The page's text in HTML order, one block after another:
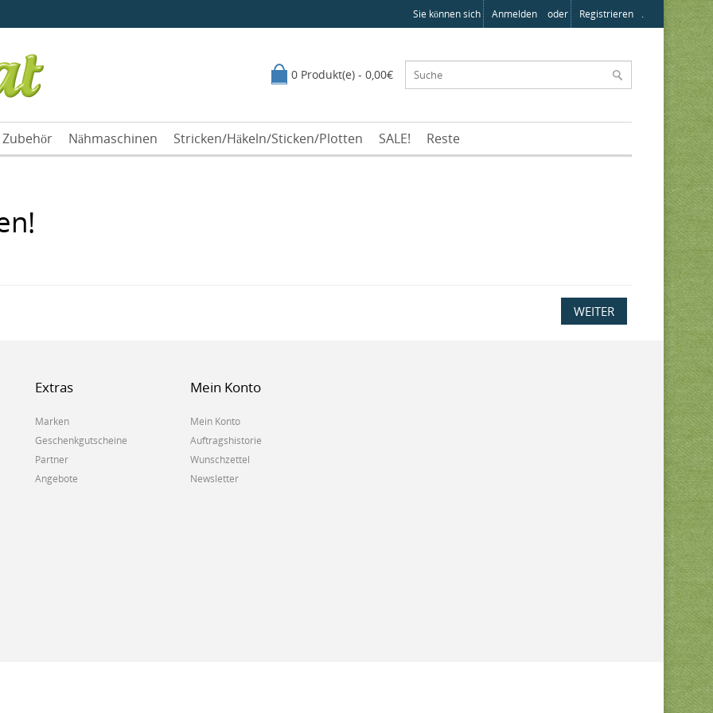
Sie können sich Anmelden oder Registrieren .
0 Produkt(e) - 0,00€
Zubehör Nähmaschinen Stricken/Häkeln/Sticken/Plotten SALE! Reste
WEITER
Extras
Marken
Geschenkgutscheine
Partner
Angebote
Mein Konto
Mein Konto
Auftragshistorie
Wunschzettel
Newsletter